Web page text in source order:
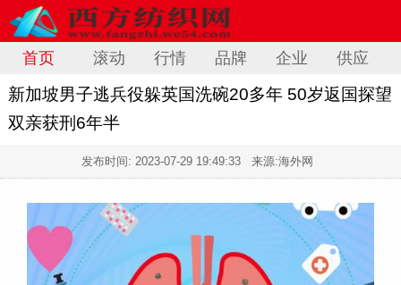
首页 滚动 行情 品牌 企业 供应
新加坡男子逃兵役躲英国洗碗20多年 50岁返国探望
双亲获刑6年半
发布时间: 2023-07-29 19:49:33 来源:海外网